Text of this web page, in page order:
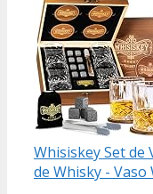
Whisiskey Set de
de Whisky - Vaso